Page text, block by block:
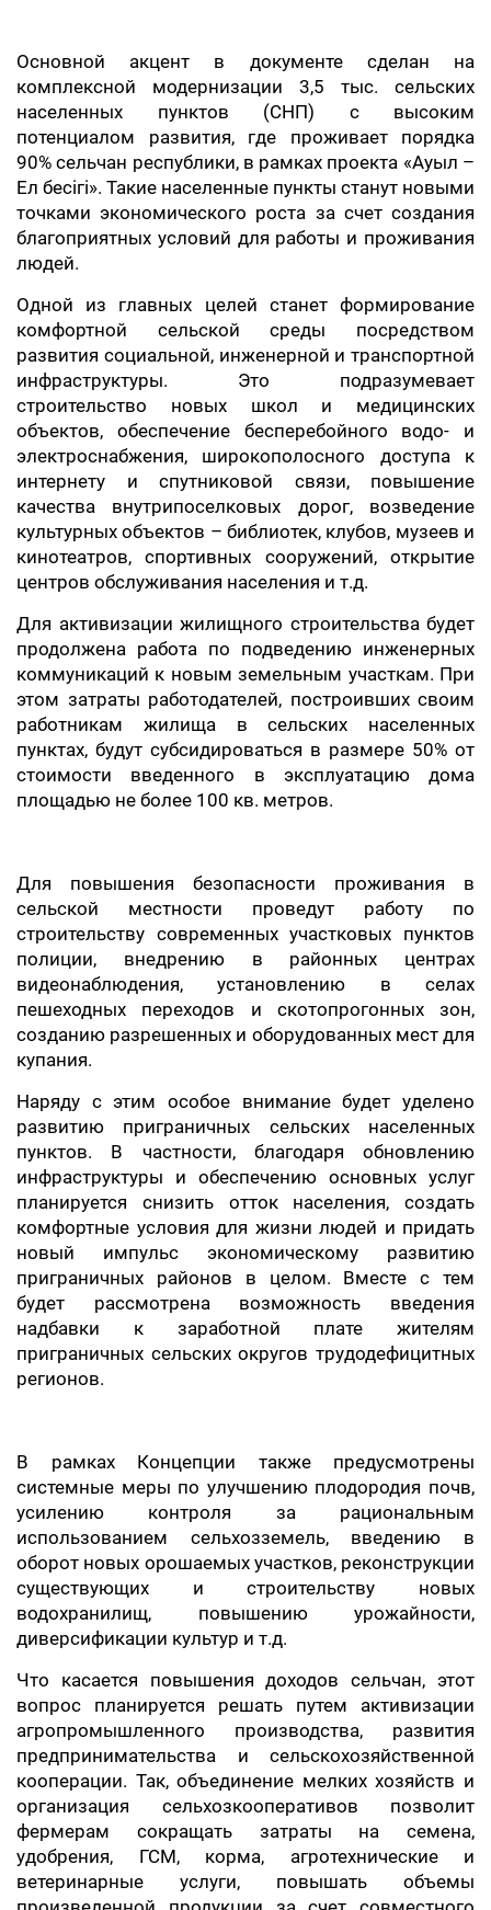
Основной акцент в документе сделан на
комплексной модернизации 3,5 тыс. сельских
населенных пунктов (СНП) с высоким
потенциалом развития, где проживает порядка
90% сельчан республики, в рамках проекта «Ауыл –
Ел бесігі». Такие населенные пункты станут новыми
точками экономического роста за счет создания
благоприятных условий для работы и проживания
людей.
Одной из главных целей станет формирование
комфортной сельской среды посредством
развития социальной, инженерной и транспортной
инфраструктуры. Это подразумевает
строительство новых школ и медицинских
объектов, обеспечение бесперебойного водо- и
электроснабжения, широкополосного доступа к
интернету и спутниковой связи, повышение
качества внутрипоселковых дорог, возведение
культурных объектов – библиотек, клубов, музеев и
кинотеатров, спортивных сооружений, открытие
центров обслуживания населения и т.д.
Для активизации жилищного строительства будет
продолжена работа по подведению инженерных
коммуникаций к новым земельным участкам. При
этом затраты работодателей, построивших своим
работникам жилища в сельских населенных
пунктах, будут субсидироваться в размере 50% от
стоимости введенного в эксплуатацию дома
площадью не более 100 кв. метров.
Для повышения безопасности проживания в
сельской местности проведут работу по
строительству современных участковых пунктов
полиции, внедрению в районных центрах
видеонаблюдения, установлению в селах
пешеходных переходов и скотопрогонных зон,
созданию разрешенных и оборудованных мест для
купания.
Наряду с этим особое внимание будет уделено
развитию приграничных сельских населенных
пунктов. В частности, благодаря обновлению
инфраструктуры и обеспечению основных услуг
планируется снизить отток населения, создать
комфортные условия для жизни людей и придать
новый импульс экономическому развитию
приграничных районов в целом. Вместе с тем
будет рассмотрена возможность введения
надбавки к заработной плате жителям
приграничных сельских округов трудодефицитных
регионов.
В рамках Концепции также предусмотрены
системные меры по улучшению плодородия почв,
усилению контроля за рациональным
использованием сельхозземель, введению в
оборот новых орошаемых участков, реконструкции
существующих и строительству новых
водохранилищ, повышению урожайности,
диверсификации культур и т.д.
Что касается повышения доходов сельчан, этот
вопрос планируется решать путем активизации
агропромышленного производства, развития
предпринимательства и сельскохозяйственной
кооперации. Так, объединение мелких хозяйств и
организация сельхозкооперативов позволит
фермерам сокращать затраты на семена,
удобрения, ГСМ, корма, агротехнические и
ветеринарные услуги, повышать объемы